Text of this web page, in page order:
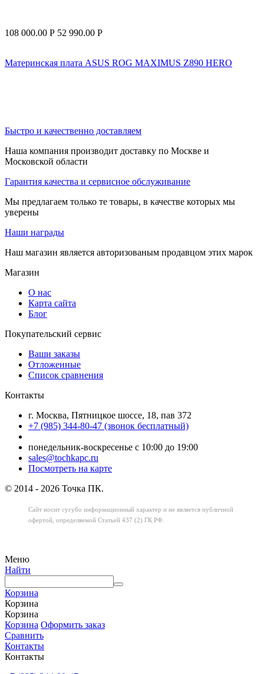
108 000.00 Р 52 990.00 Р
Материнская плата ASUS ROG MAXIMUS Z890 HERO
Быстро и качественно доставляем
Наша компания производит доставку по Москве и
Московской области
Гарантия качества и сервисное обслуживание
Мы предлагаем только те товары, в качестве которых мы
уверены
Наши награды
Наш магазин является авторизованым продавцом этих марок
Магазин
О нас
Карта сайта
Блог
Покупательский сервис
Ваши заказы
Отложенные
Список сравнения
Контакты
г. Москва, Пятницкое шоссе, 18, пав 372
+7 (985) 344-80-47 (звонок бесплатный)
понедельник-воскресенье с 10:00 до 19:00
sales@tochkapc.ru
Посмотреть на карте
© 2014 - 2026 Точка ПК.
Сайт носит сугубо информационный характер и не является публичной
офертой, определяемой Статьей 437 (2) ГК РФ.
Меню
Найти
Корзина
Корзина
Корзина
Корзина Оформить заказ
Сравнить
Контакты
Контакты